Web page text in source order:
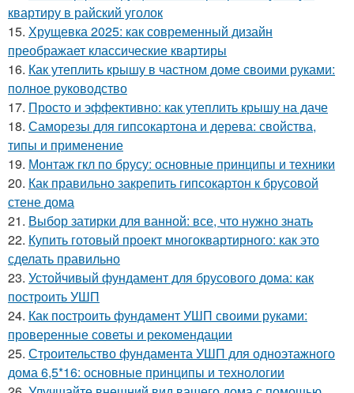
квартиру в райский уголок
15. Хрущевка 2025: как современный дизайн
преображает классические квартиры
16. Как утеплить крышу в частном доме своими руками:
полное руководство
17. Просто и эффективно: как утеплить крышу на даче
18. Саморезы для гипсокартона и дерева: свойства,
типы и применение
19. Монтаж гкл по брусу: основные принципы и техники
20. Как правильно закрепить гипсокартон к брусовой
стене дома
21. Выбор затирки для ванной: все, что нужно знать
22. Купить готовый проект многоквартирного: как это
сделать правильно
23. Устойчивый фундамент для брусового дома: как
построить УШП
24. Как построить фундамент УШП своими руками:
проверенные советы и рекомендации
25. Строительство фундамента УШП для одноэтажного
дома 6,5*16: основные принципы и технологии